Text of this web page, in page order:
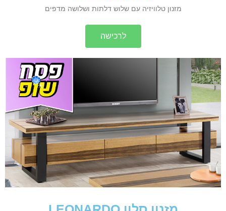
מזנון טלוויזיה עם שלוש דלתות ושלושה מדפים
לרכישה